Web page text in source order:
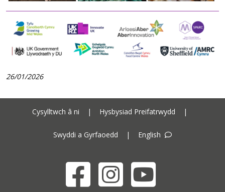
26/01/2026
Cysylltwch â ni | Hysbysiad Preifatrwydd |
Swyddi a Gyrfaoedd | English
FacebookInstagramYouTube